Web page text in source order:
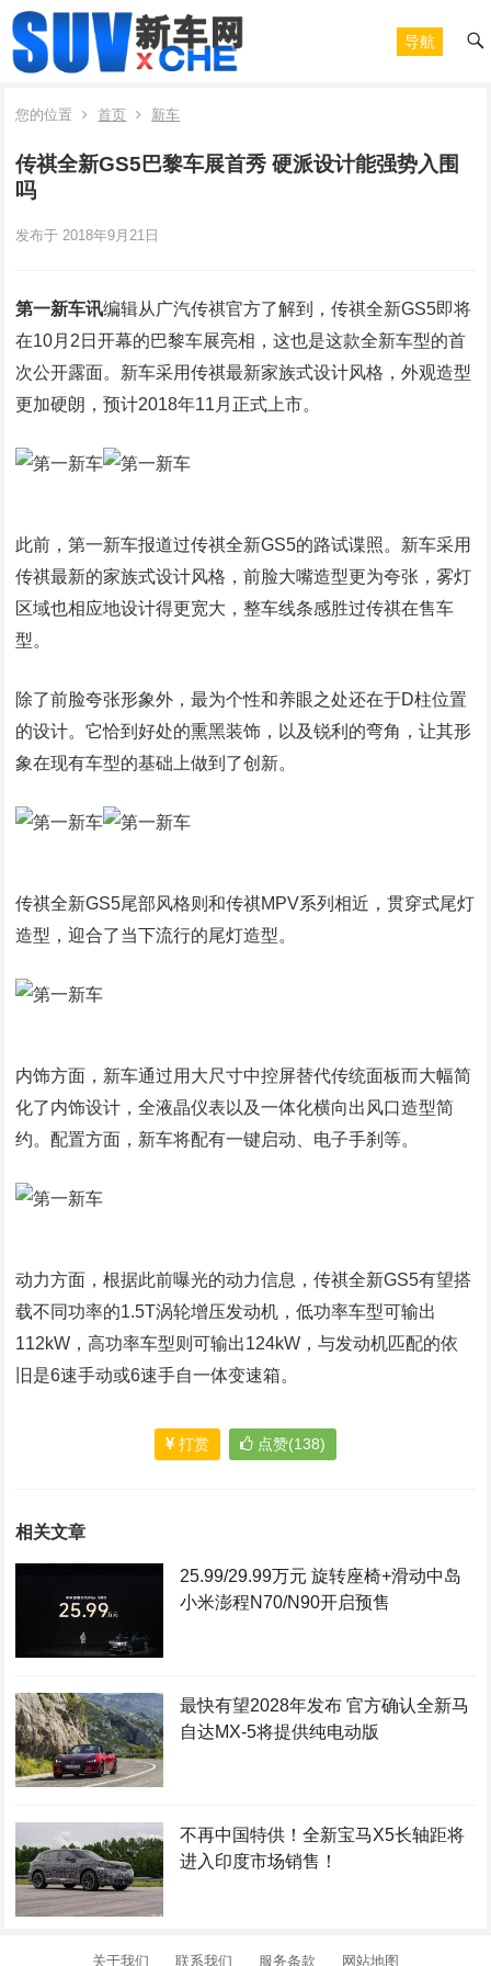
导航
您的位置 首页 新车
传祺全新GS5巴黎车展首秀 硬派设计能强势入围
吗
发布于 2018年9月21日
第一新车讯编辑从广汽传祺官方了解到，传祺全新GS5即将
在10月2日开幕的巴黎车展亮相，这也是这款全新车型的首
次公开露面。新车采用传祺最新家族式设计风格，外观造型
更加硬朗，预计2018年11月正式上市。
此前，第一新车报道过传祺全新GS5的路试谍照。新车采用
传祺最新的家族式设计风格，前脸大嘴造型更为夸张，雾灯
区域也相应地设计得更宽大，整车线条感胜过传祺在售车
型。
除了前脸夸张形象外，最为个性和养眼之处还在于D柱位置
的设计。它恰到好处的熏黑装饰，以及锐利的弯角，让其形
象在现有车型的基础上做到了创新。
传祺全新GS5尾部风格则和传祺MPV系列相近，贯穿式尾灯
造型，迎合了当下流行的尾灯造型。
内饰方面，新车通过用大尺寸中控屏替代传统面板而大幅简
化了内饰设计，全液晶仪表以及一体化横向出风口造型简
约。配置方面，新车将配有一键启动、电子手刹等。
动力方面，根据此前曝光的动力信息，传祺全新GS5有望搭
载不同功率的1.5T涡轮增压发动机，低功率车型可输出
112kW，高功率车型则可输出124kW，与发动机匹配的依
旧是6速手动或6速手自一体变速箱。
打赏 点赞(138)
相关文章
25.99/29.99万元 旋转座椅+滑动中岛
小米澎程N70/N90开启预售
最快有望2028年发布 官方确认全新马
自达MX-5将提供纯电动版
不再中国特供！全新宝马X5长轴距将
进入印度市场销售！
关于我们 联系我们 服务条款 网站地图